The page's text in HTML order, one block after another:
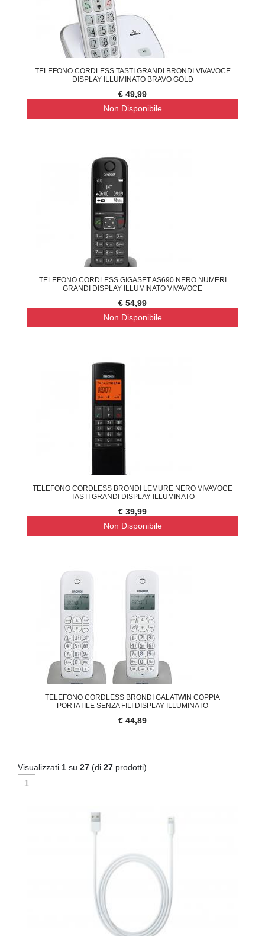
TELEFONO CORDLESS TASTI GRANDI BRONDI VIVAVOCE
DISPLAY ILLUMINATO BRAVO GOLD
€ 49,99
Non Disponibile
TELEFONO CORDLESS GIGASET AS690 NERO NUMERI
GRANDI DISPLAY ILLUMINATO VIVAVOCE
€ 54,99
Non Disponibile
TELEFONO CORDLESS BRONDI LEMURE NERO VIVAVOCE
TASTI GRANDI DISPLAY ILLUMINATO
€ 39,99
Non Disponibile
TELEFONO CORDLESS BRONDI GALATWIN COPPIA
PORTATILE SENZA FILI DISPLAY ILLUMINATO
€ 44,89
Visualizzati 1 su 27 (di 27 prodotti)
1